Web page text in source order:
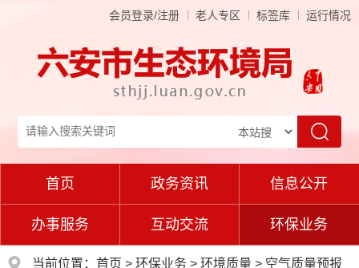
会员登录/注册 老人专区 标签库 运行情况
首页 政务资讯 信息公开
办事服务 互动交流 环保业务
当前位置： 首页 > 环保业务 > 环境质量 > 空气质量预报